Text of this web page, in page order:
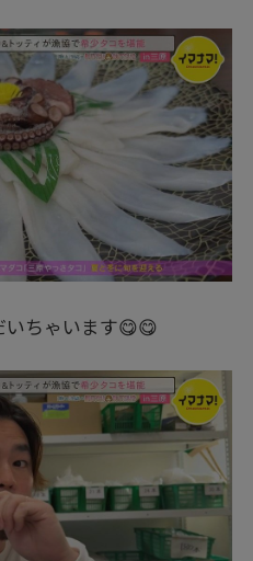
ちゃいます😋😋